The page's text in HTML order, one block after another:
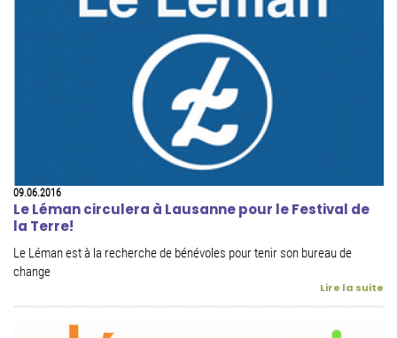
09.06.2016
Le Léman circulera à Lausanne pour le Festival de
la Terre!
Le Léman est à la recherche de bénévoles pour tenir son bureau de
change
Lire la suite